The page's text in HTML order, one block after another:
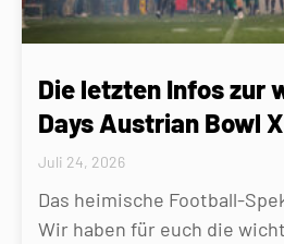
Die letzten Infos zur
Days Austrian Bowl
Juli 24, 2026
Das heimische Football-
Wir haben für euch die